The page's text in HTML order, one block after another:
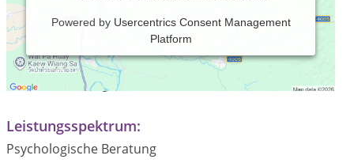
Powered by Usercentrics Consent Management
Platform
Praxiszeiten:
nach Vereinbarung
Leistungsspektrum:
Psychologische Beratung